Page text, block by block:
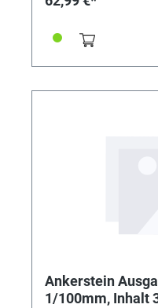
Ankerstein
1/100mm, Inhalt